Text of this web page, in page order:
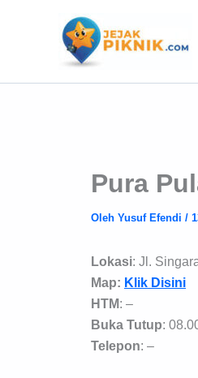
Pura
Oleh Yusuf Efendi /
Lokasi: Jl.
Map: Klik Disini
HTM: –
Buka Tutup:
Telepon: –